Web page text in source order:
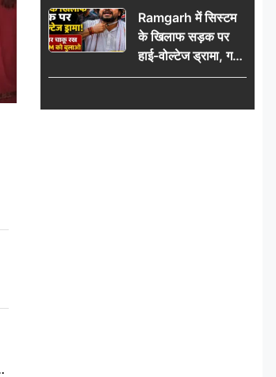
पुलिस टीम का जताया
आभार
Ramgarh में सिस्टम
के खिलाफ सड़क पर
हाई-वोल्टेज ड्रामा, गर्दन
पर चाकू रख बोला- CM
वायरल